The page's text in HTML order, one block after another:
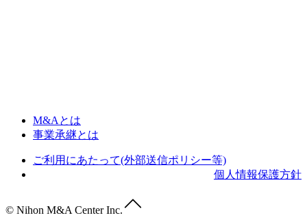
M&Aとは
事業承継とは
ご利用にあたって(外部送信ポリシー等)
個人情報保護方針
© Nihon M&A Center Inc.